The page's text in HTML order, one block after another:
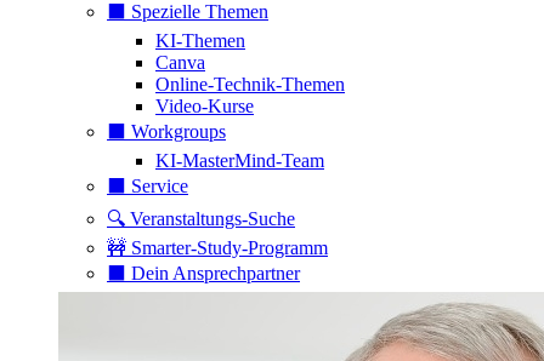
⬛️ Spezielle Themen
KI-Themen
Canva
Online-Technik-Themen
Video-Kurse
⬛️ Workgroups
KI-MasterMind-Team
⬛️ Service
🔍 Veranstaltungs-Suche
🚧 Smarter-Study-Programm
⬛️ Dein Ansprechpartner